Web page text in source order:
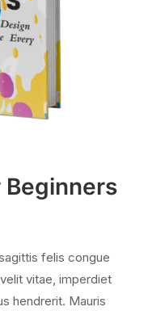
Beginners
felis congue
vitae, imperdiet
hendrerit. Mauris